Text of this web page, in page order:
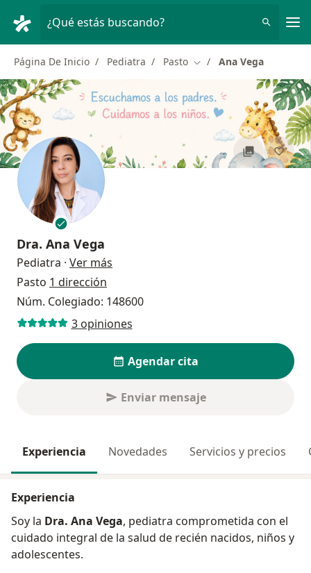
¿Qué estás buscando?
Página De Inicio Pediatra Pasto Cambiar de ciudad
Ana Vega
Dra. Ana Vega
Pediatra · Ver más
Pasto 1 dirección
Núm. Colegiado: 148600
3 opiniones
Agendar cita
Enviar mensaje
Experiencia Novedades Servicios y precios
Experiencia
Soy la Dra. Ana Vega, pediatra comprometida con el
cuidado integral de la salud de recién nacidos, niños y
adolescentes.